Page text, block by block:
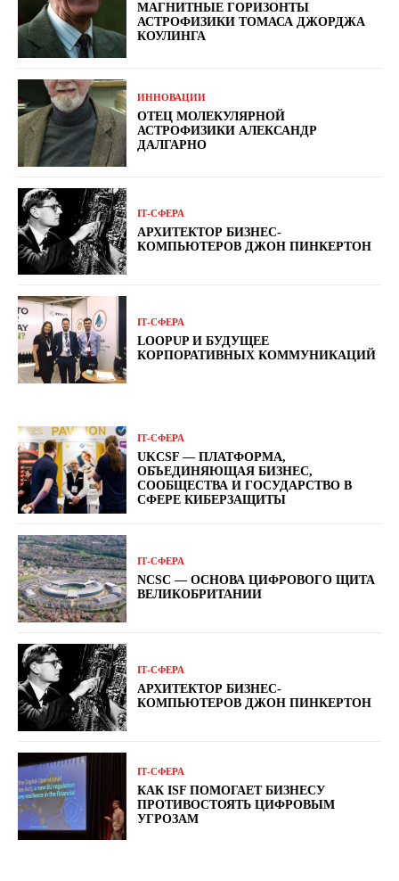
МАГНИТНЫЕ ГОРИЗОНТЫ
АСТРОФИЗИКИ ТОМАСА ДЖОРДЖА
КОУЛИНГА
ИННОВАЦИИ
ОТЕЦ МОЛЕКУЛЯРНОЙ
АСТРОФИЗИКИ АЛЕКСАНДР
ДАЛГАРНО
ІТ-СФЕРА
АРХИТЕКТОР БИЗНЕС-
КОМПЬЮТЕРОВ ДЖОН ПИНКЕРТОН
ІТ-СФЕРА
LOOPUP И БУДУЩЕЕ
КОРПОРАТИВНЫХ КОММУНИКАЦИЙ
ІТ-СФЕРА
UKCSF — ПЛАТФОРМА,
ОБЪЕДИНЯЮЩАЯ БИЗНЕС,
СООБЩЕСТВА И ГОСУДАРСТВО В
СФЕРЕ КИБЕРЗАЩИТЫ
ІТ-СФЕРА
NCSC — ОСНОВА ЦИФРОВОГО ЩИТА
ВЕЛИКОБРИТАНИИ
ІТ-СФЕРА
АРХИТЕКТОР БИЗНЕС-
КОМПЬЮТЕРОВ ДЖОН ПИНКЕРТОН
ІТ-СФЕРА
КАК ISF ПОМОГАЕТ БИЗНЕСУ
ПРОТИВОСТОЯТЬ ЦИФРОВЫМ
УГРОЗАМ